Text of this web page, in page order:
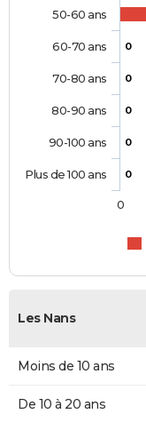
0
0
0
0
0
50-60 ans
60-70 ans
70-80 ans
80-90 ans
90-100 ans
Plus de 100 ans
0
Les Nans
Moins de 10 ans
De 10 à 20 ans